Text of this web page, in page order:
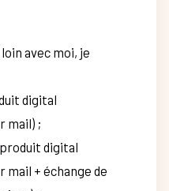
avec moi, je
digital
mail) ;
digital
mail + échange de